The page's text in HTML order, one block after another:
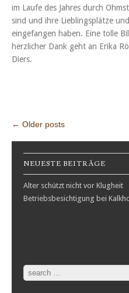
im Laufe des Jahres durch
sind und ihre Lieblingsplätze
eingefangen haben. Eine tolle
herzlicher Dank geht an Erika
Diers.
Post navigation
← Older posts
NEUESTE BEITRÄGE
Alter schützt nicht vor Klugheit
Betriebsbesichtigung bei
Search